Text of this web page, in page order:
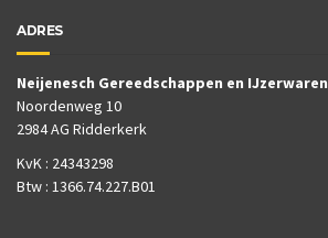
ADRES
Neijenesch Gereedschappen en IJzerwaren
Noordenweg 10
2984 AG Ridderkerk
KvK : 24343298
Btw : 1366.74.227.B01